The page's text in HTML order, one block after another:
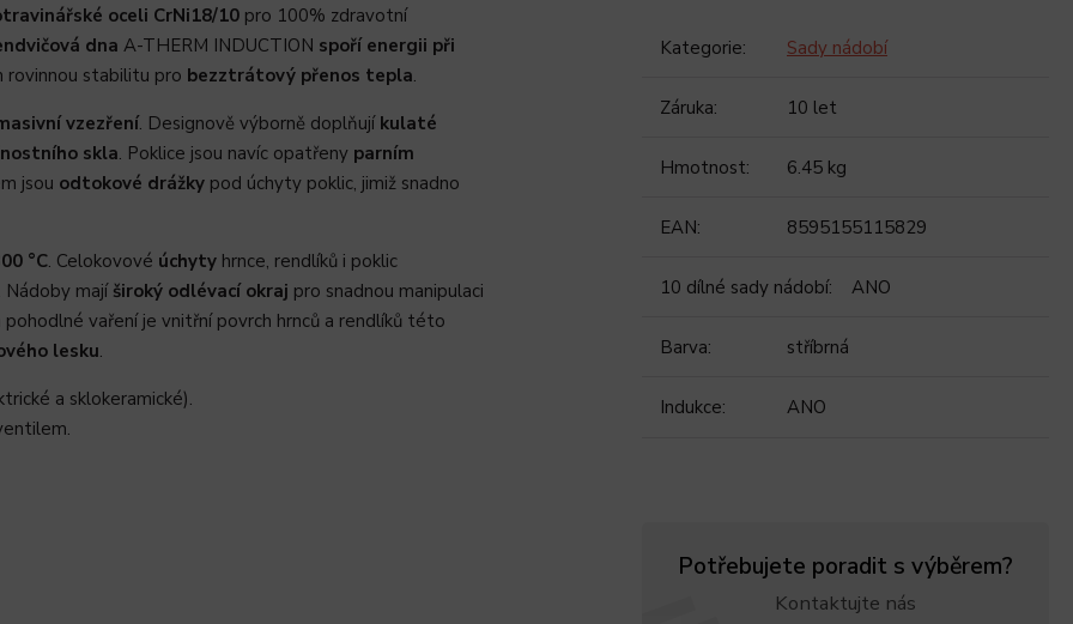
oceli CrNi18/10 pro 100% zdravotní
dna A-THERM INDUCTION spoří energii při
stabilitu pro bezztrátový přenos tepla.
vzezření. Designově výborně doplňují kulaté
skla. Poklice jsou navíc opatřeny parním
jsou odtokové drážky pod úchyty poklic, jimiž snadno
°C. Celokovové úchyty hrnce, rendlíků i poklic
Nádoby majíširoký odlévací okraj pro snadnou manipulaci
vaření je vnitřní povrch hrnců a rendlíků této
lesku.
a sklokeramické).
Kategorie: Sady nádobí
Záruka: 10 let
Hmotnost: 6.45 kg
EAN: 8595155115829
10 dílné sady nádobí: ANO
Barva: stříbrná
Indukce: ANO
Potřebujete poradit s výběrem?
Kontaktujte nás